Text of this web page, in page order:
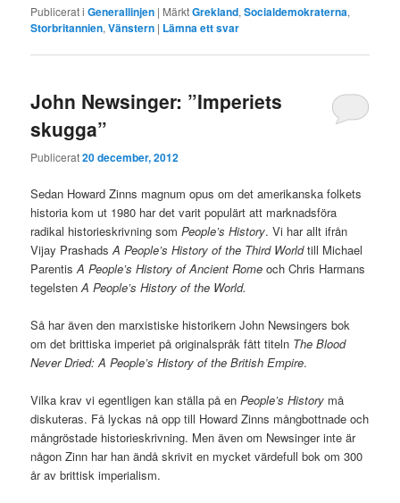
Publicerat i Generallinjen | MärktGrekland,Socialdemokraterna,
Storbritannien,Vänstern | Lämna ett svar
John Newsinger: ”Imperiets
skugga”
Publicerat20 december, 2012
Sedan Howard Zinns magnum opus om det amerikanska folkets
historia kom ut 1980 har det varit populärt att marknadsföra
radikal historieskrivning somPeople’s History. Vi har allt ifrån
Vijay PrashadsA People’s History of the Third Worldtill Michael
ParentisA People’s History of Ancient Romeoch Chris Harmans
tegelstenA People’s History of the World.
Så har även den marxistiske historikern John Newsingers bok
om det brittiska imperiet på originalspråk fått titeln The Blood
Never Dried: A People’s History of the British Empire.
Vilka krav vi egentligen kan ställa på enPeople’s History må
diskuteras. Få lyckas nå opp till Howard Zinns mångbottnade och
mångröstade historieskrivning. Men även om Newsinger inte är
någon Zinn har han ändå skrivit en mycket värdefull bok om 300
år av brittisk imperialism.